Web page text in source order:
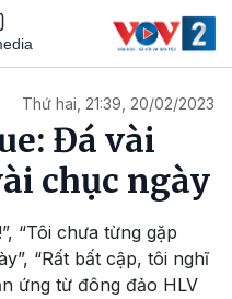
Thứ hai, 21:39, 20/02/2023
Đá vài
chục ngày
“Tôi chưa từng gặp
“Rất bất cập, tôi nghĩ
ứng từ đông đảo HLV